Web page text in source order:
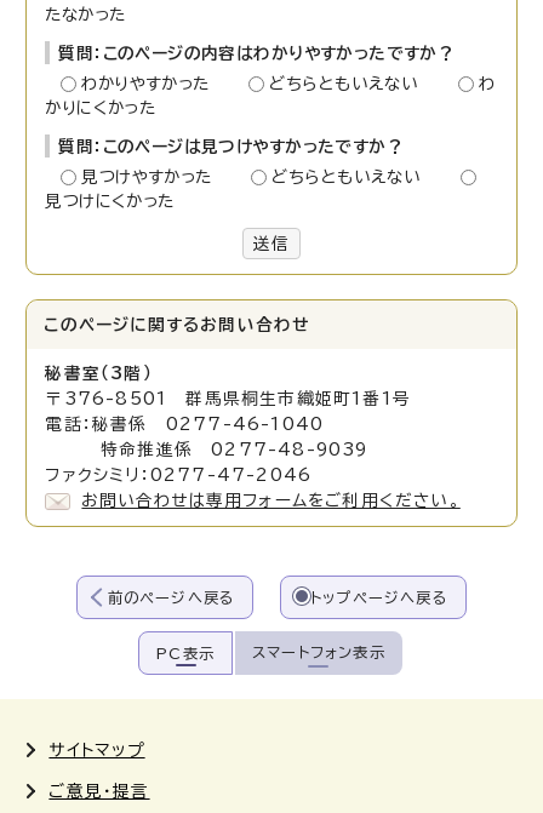
たなかった
質問：このページの内容はわかりやすかったですか？
わかりやすかった
どちらともいえない
わ
かりにくかった
質問：このページは見つけやすかったですか？
見つけやすかった
どちらともいえない
見つけにくかった
送信
このページに関する お問い合わせ
秘書室（3階）
〒376-8501 群馬県桐生市織姫町1番1号
電話：秘書係 0277-46-1040
特命推進係 0277-48-9039
ファクシミリ：0277-47-2046
お問い合わせは専用フォームをご利用ください。
前のページへ戻る トップページへ戻る
PC表示 スマートフォン表示
サイトマップ
ご意見・提言